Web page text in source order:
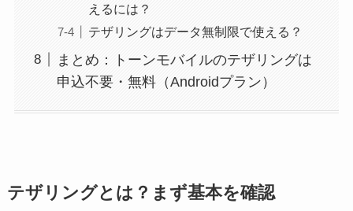
えるには？
テザリングはデータ無制限で使える？
まとめ：トーンモバイルのテザリングは
申込不要・無料（Androidプラン）
テザリングとは？まず基本を確認